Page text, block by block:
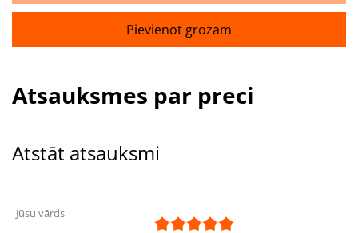
Pievienot grozam
Atsauksmes par preci
Atstāt atsauksmi
Jūsu vārds